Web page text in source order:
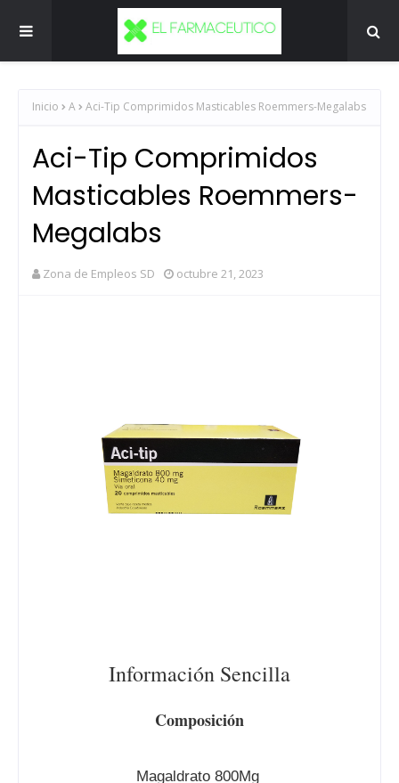
Inicio A Aci-Tip Comprimidos Masticables Roemmers-Megalabs
Aci-Tip Comprimidos
Masticables Roemmers-
Megalabs
Zona de Empleos SD octubre 21, 2023
Información Sencilla
Composición
Magaldrato 800Mg